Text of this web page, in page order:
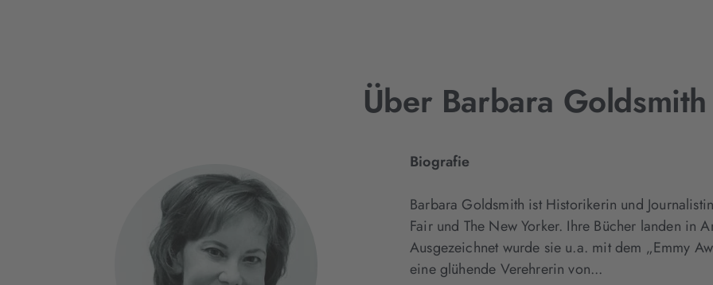
Über Barbara Goldsmith
Biografie
Barbara Goldsmith ist Historikerin und
Fair und The New Yorker. Ihre Bücher landen in
Ausgezeichnet wurde sie u.a. mit dem „Emmy
eine glühende Verehrerin von...